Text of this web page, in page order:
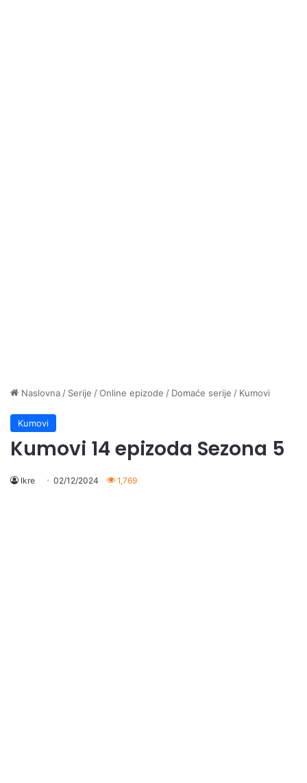
Naslovna / Serije /Online epizode / Domaće serije / Kumovi
Kumovi
Kumovi 14 epizoda Sezona 5
Ikre 02/12/2024 1,769